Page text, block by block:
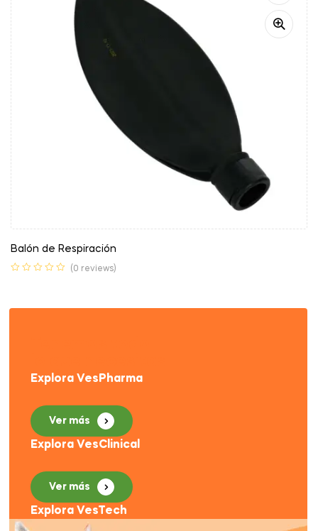
Balón de Respiración
(0 reviews)
Explora VesPharma
Ver más
Explora VesClinical
Ver más
Explora VesTech